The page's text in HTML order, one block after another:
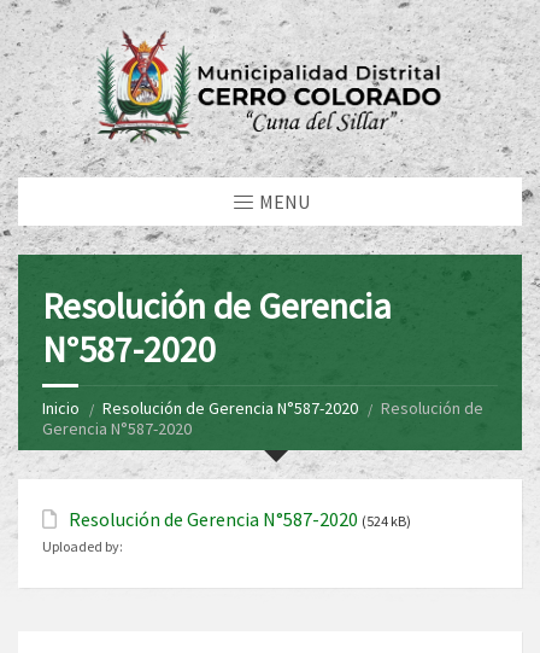
MENU
Resolución de Gerencia
N°587-2020
Inicio Resolución de Gerencia N°587-2020
Resolución de
Gerencia N°587-2020
Resolución de Gerencia N°587-2020 (524 kB)
Uploaded by: